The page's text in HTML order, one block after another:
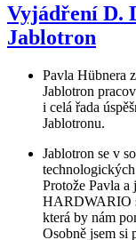
Vyjádření D.
Jablotron
Pavla Hübnera
Jablotron
i celá řada
Jablotronu.
Jablotron se v
Protože Pavla a
HARDWARIO
která by nám
Osobně jsem si